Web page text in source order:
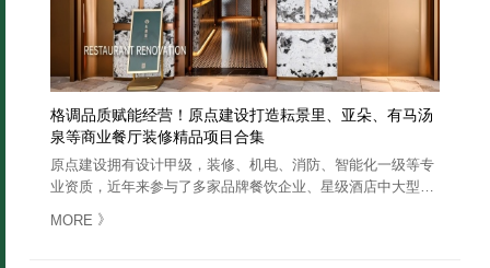
格调品质赋能经营！原点建设打造耘景里、亚朵、有马汤
泉等商业餐厅装修精品项目合集
原点建设拥有设计甲级，装修、机电、消防、智能化一级等专
业资质，近年来参与了多家品牌餐饮企业、星级酒店中大型高
端商务餐厅整装设计施工……
MORE 》